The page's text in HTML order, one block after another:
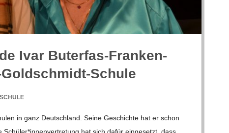
Ivar Buter­fas-Fran­ken­
Schule
in ganz Deutsch­land. Seine Geschichte hat er schon
hat sich dafür ein­ge­setzt, dass